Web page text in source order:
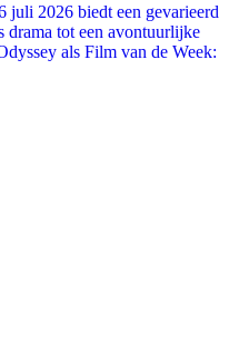
juli 2026 biedt een gevarieerd
drama tot een avontuurlijke
als Film van de Week: